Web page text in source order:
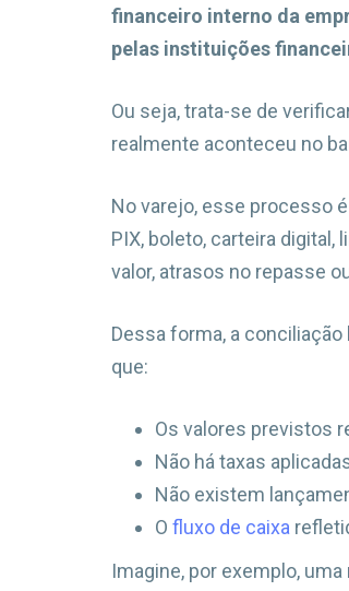
financeiro interno da
pelas instituições
Ou seja, trata-se de
realmente aconteceu no
No varejo, esse processo
PIX, boleto, carteira
valor, atrasos no repasse
Dessa forma, a
que:
Os valores previstos
Não há taxas
Não existem
O fluxo de caixa
Imagine, por exemplo,